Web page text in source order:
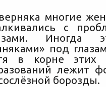
многие
с
Иногда
под
в корне этих
лежит
борозды.